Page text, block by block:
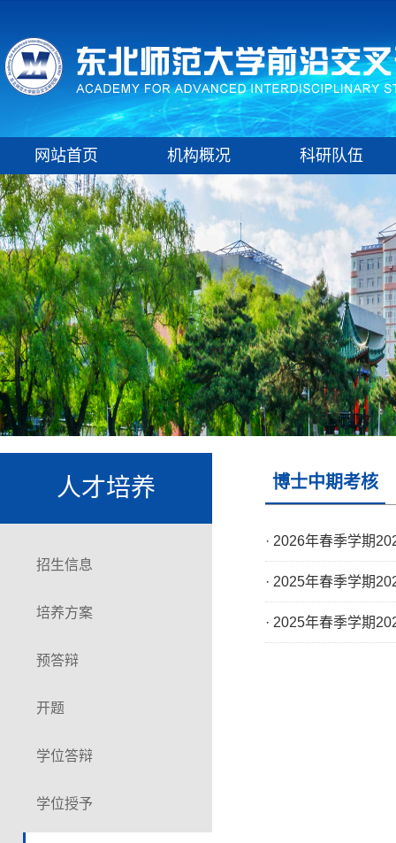
网站首页 机构概况 科研队伍
人才培养
招生信息
培养方案
预答辩
开题
学位答辩
学位授予
博士中期考核
· 2026年春季学期
· 2025年春季学期
· 2025年春季学期